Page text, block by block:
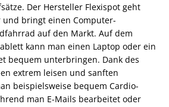
Der Hersteller Flexispot geht
bringt einen Computer-
auf den Markt. Auf dem
kann man einen Laptop oder ein
bequem unterbringen. Dank des
extrem leisen und sanften
beispielsweise bequem Cardio-
man E-Mails bearbeitet oder